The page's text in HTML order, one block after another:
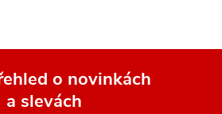
o novinkách
a slevách